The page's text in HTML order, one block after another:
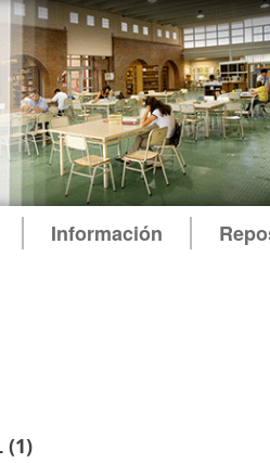
Información
(1)